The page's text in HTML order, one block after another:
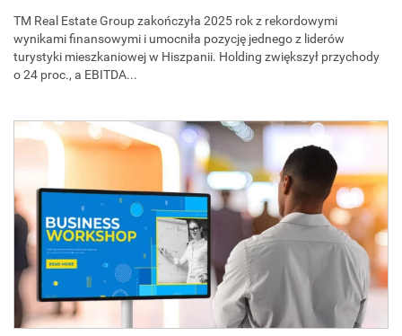
TM Real Estate Group zakończyła 2025 rok z rekordowymi
wynikami finansowymi i umocniła pozycję jednego z liderów
turystyki mieszkaniowej w Hiszpanii. Holding zwiększył przychody
o 24 proc., a EBITDA...